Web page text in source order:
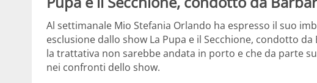
Al settimanale Mio Stefania Orlando ha espresso il suo
esclusione dallo show La Pupa e il Secchione, condotto
la trattativa non sarebbe andata in porto e che da parte
nei confronti dello show.